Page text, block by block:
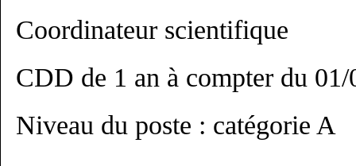
Coordinateur scientifique
CDD de 1 an à compter du
Niveau du poste : catégorie A